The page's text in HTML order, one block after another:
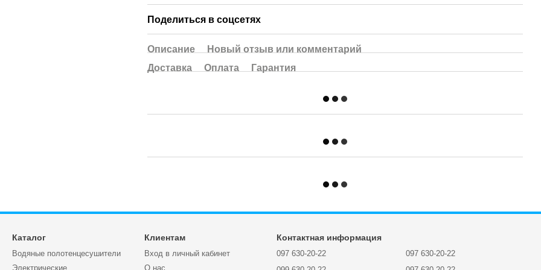
Поделиться в соцсетях
Описание
Новый отзыв или комментарий
Доставка
Оплата Гарантия
Каталог
Водяные полотенцесушители
Электрические
Клиентам
Вход в личный кабинет
О нас
Контактная информация
097 630-20-22
097 630-20-22